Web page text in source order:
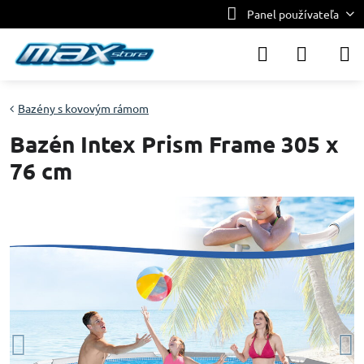
Panel používateľa
Bazény s kovovým rámom
Bazén Intex Prism Frame 305 x
76 cm